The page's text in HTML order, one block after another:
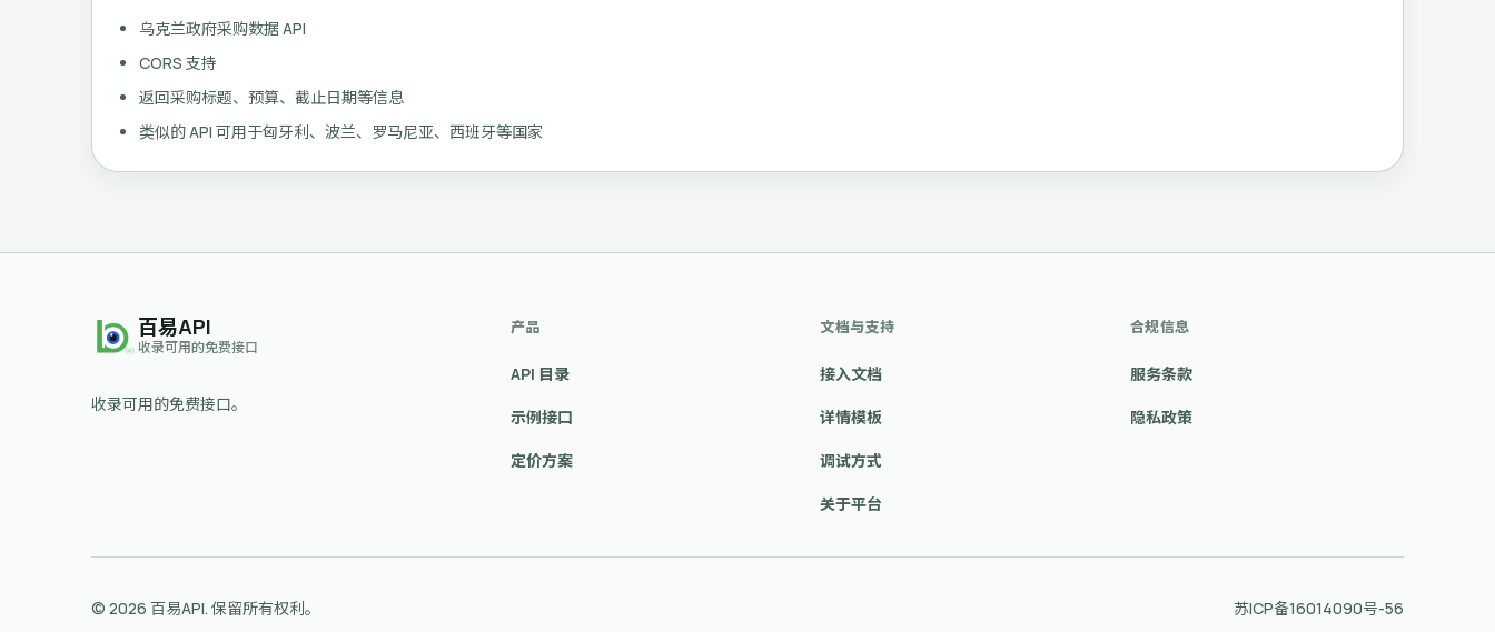
乌克兰政府采购数据 API
CORS 支持
返回采购标题、预算、截止日期等信息
类似的 API 可用于匈牙利、波兰、罗马尼亚、西班牙等国家
百易API
收录可用的免费接口
收录可用的免费接口。
产品
API 目录
示例接口
定价方案
文档与支持
接入文档
详情模板
调试方式
关于平台
合规信息
服务条款
隐私政策
© 2026 百易API. 保留所有权利。 苏ICP备16014090号-56